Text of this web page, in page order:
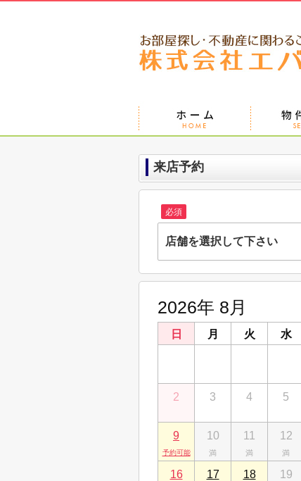
来店予約
必須
店舗を選択して下さい
株式会社エバンス 蘇我店
株式会社エバンス東船橋店
千葉県船橋市東船橋２丁目10-16
2026年 8月
日 月 火 水
2 3 4 5
9 10 11 12
16 17 18 19